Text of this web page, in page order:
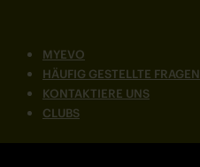
MYEVO
HÄUFIG GESTELLTE FRAGEN
KONTAKTIERE UNS
CLUBS